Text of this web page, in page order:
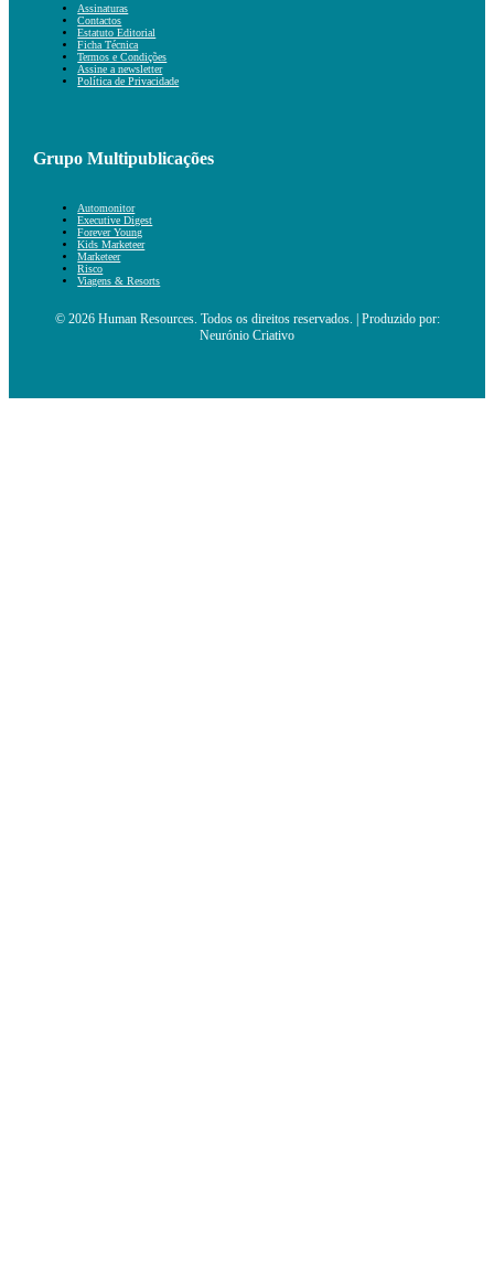
Assinaturas
Contactos
Estatuto Editorial
Ficha Técnica
Termos e Condições
Assine a newsletter
Política de Privacidade
Grupo Multipublicações
Automonitor
Executive Digest
Forever Young
Kids Marketeer
Marketeer
Risco
Viagens & Resorts
© 2026 Human Resources. Todos os direitos reservados. | Produzido por:
Neurónio Criativo